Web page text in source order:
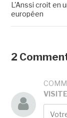
L'Anssi croit en
européen
2